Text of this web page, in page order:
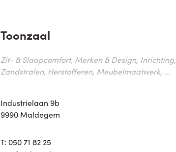
Toonzaal
Zit- & Slaapcomfort, Merken & Design, Inrichting,
Zandstralen, Herstofferen, Meubelmaatwerk, ...
Industrielaan 9b
9990 Maldegem
T: 050 71 82 25